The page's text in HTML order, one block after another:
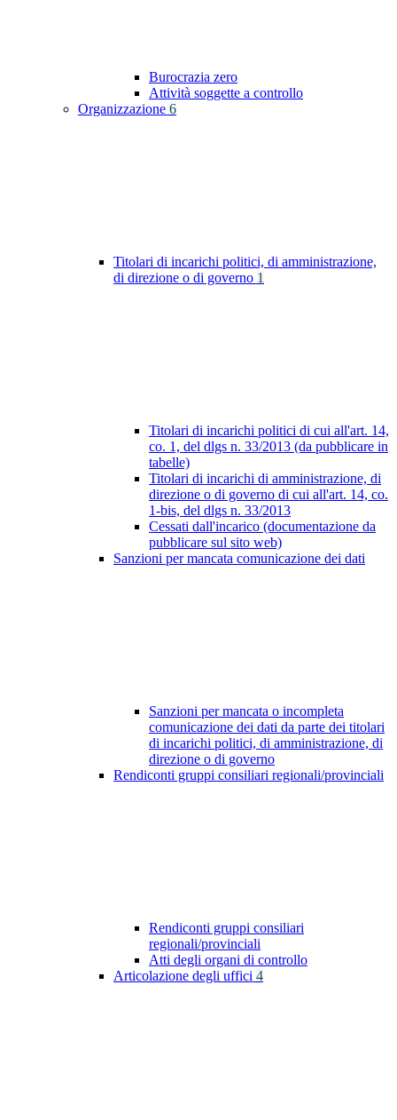
Burocrazia zero
Attività soggette a controllo
Organizzazione 6
Titolari di incarichi politici, di amministrazione,
di direzione o di governo 1
Titolari di incarichi politici di cui all'art. 14,
co. 1, del dlgs n. 33/2013 (da pubblicare in
tabelle)
Titolari di incarichi di amministrazione, di
direzione o di governo di cui all'art. 14, co.
1-bis, del dlgs n. 33/2013
Cessati dall'incarico (documentazione da
pubblicare sul sito web)
Sanzioni per mancata comunicazione dei dati
Sanzioni per mancata o incompleta
comunicazione dei dati da parte dei titolari
di incarichi politici, di amministrazione, di
direzione o di governo
Rendiconti gruppi consiliari regionali/provinciali
Rendiconti gruppi consiliari
regionali/provinciali
Atti degli organi di controllo
Articolazione degli uffici 4